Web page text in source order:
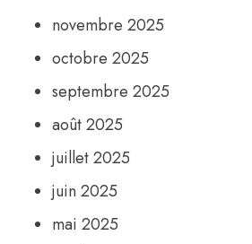
novembre 2025
octobre 2025
septembre 2025
août 2025
juillet 2025
juin 2025
mai 2025